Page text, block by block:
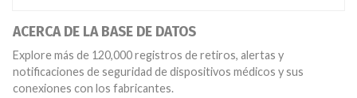
ACERCA DE LA BASE DE DATOS
Explore más de 120,000 registros de retiros, alertas y
notificaciones de seguridad de dispositivos médicos y sus
conexiones con los fabricantes.